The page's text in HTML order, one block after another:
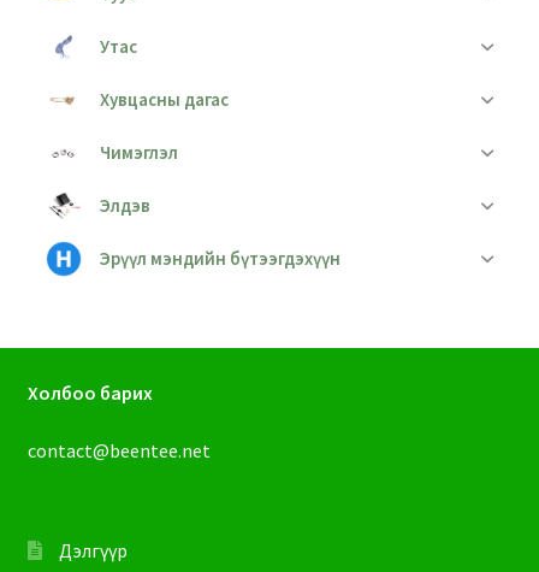
Утас
Хувцасны дагас
Чимэглэл
Элдэв
Эрүүл мэндийн бүтээгдэхүүн
Холбоо барих
contact@beentee.net
Дэлгүүр